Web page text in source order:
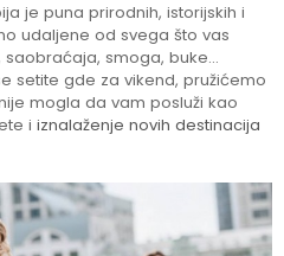
je puna prirodnih, istorijskih i
udaljene od svega što vas
saobraćaja, smoga, buke…
setite gde za vikend, pružićemo
mogla da vam posluži kao
i iznalaženje novih destinacija